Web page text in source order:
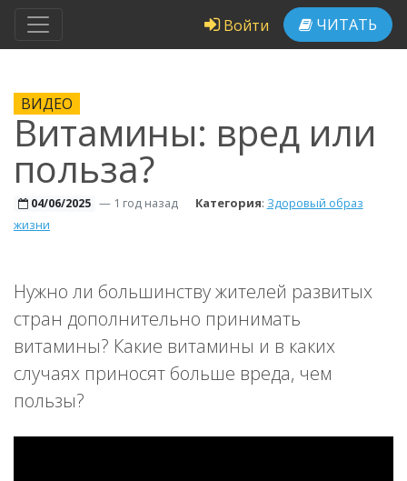
Войти ЧИТАТЬ
ВИДЕО
Витамины: вред или
польза?
04/06/2025 —1 год назад Категория: Здоровый образ
жизни
Нужно ли большинству жителей развитых
стран дополнительно принимать
витамины? Какие витамины и в каких
случаях приносят больше вреда, чем
пользы?